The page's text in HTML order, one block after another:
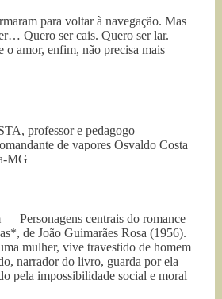
para voltar à navegação. Mas
Quero ser cais. Quero ser lar.
o amor, enfim, não precisa mais
professor e pedagogo
de vapores Osvaldo Costa
MG
Personagens centrais do romance
de João Guimarães Rosa (1956).
mulher, vive travestido de homem
narrador do livro, guarda por ela
pela impossibilidade social e moral